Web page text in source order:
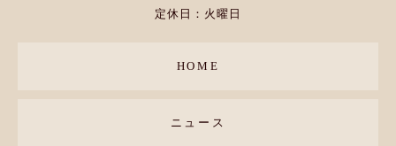
定休日：火曜日
HOME
ニュース